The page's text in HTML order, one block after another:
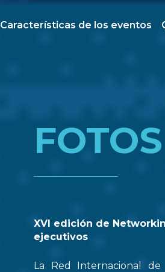
Características de los eventos
XVI edición de
ejecutivos
La Red Internacional